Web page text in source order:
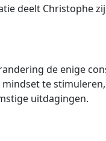
deelt Christophe
de enige
te
uitdagingen.